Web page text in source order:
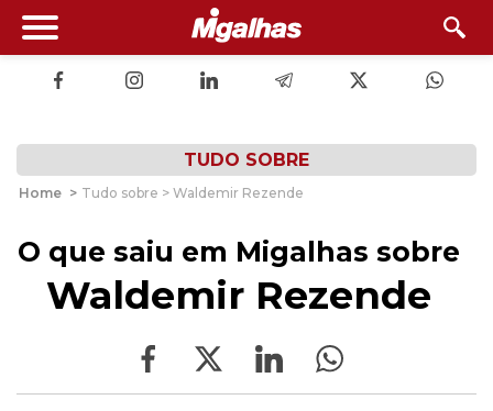
TUDO SOBRE
Home > Tudo sobre > Waldemir Rezende
O que saiu em Migalhas sobre
Waldemir Rezende